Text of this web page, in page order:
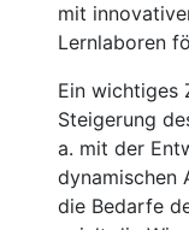
mit
Lernlaboren
Ein wichtiges
Steigerung
a. mit der
dynamischen
die Bedarfe